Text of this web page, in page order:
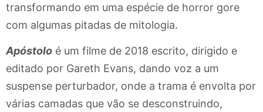
transformando em uma espécie de horror gore
com algumas pitadas de mitologia.
Apóstolo é um filme de 2018 escrito, dirigido e
editado por Gareth Evans, dando voz a um
suspense perturbador, onde a trama é envolta por
várias camadas que vão se desconstruindo,